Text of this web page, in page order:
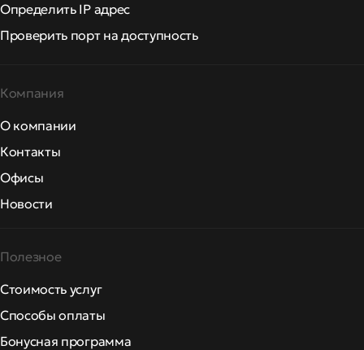
Определить IP адрес
Проверить порт на доступность
Компания
О компании
Контакты
Офисы
Новости
Полезное
Стоимость услуг
Способы оплаты
Бонусная программа